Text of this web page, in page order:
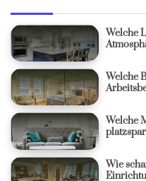
Welche
Welche
Welche
Wie